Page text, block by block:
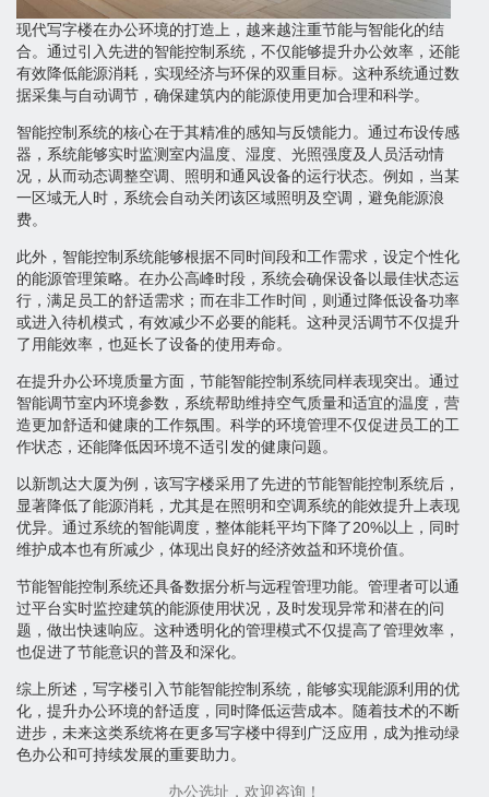
现代写字楼在办公环境的打造上，越来越注重节能与智能化的结
合。通过引入先进的智能控制系统，不仅能够提升办公效率，还能
有效降低能源消耗，实现经济与环保的双重目标。这种系统通过数
据采集与自动调节，确保建筑内的能源使用更加合理和科学。
智能控制系统的核心在于其精准的感知与反馈能力。通过布设传感
器，系统能够实时监测室内温度、湿度、光照强度及人员活动情
况，从而动态调整空调、照明和通风设备的运行状态。例如，当某
一区域无人时，系统会自动关闭该区域照明及空调，避免能源浪
费。
此外，智能控制系统能够根据不同时间段和工作需求，设定个性化
的能源管理策略。在办公高峰时段，系统会确保设备以最佳状态运
行，满足员工的舒适需求；而在非工作时间，则通过降低设备功率
或进入待机模式，有效减少不必要的能耗。这种灵活调节不仅提升
了用能效率，也延长了设备的使用寿命。
在提升办公环境质量方面，节能智能控制系统同样表现突出。通过
智能调节室内环境参数，系统帮助维持空气质量和适宜的温度，营
造更加舒适和健康的工作氛围。科学的环境管理不仅促进员工的工
作状态，还能降低因环境不适引发的健康问题。
以新凯达大厦为例，该写字楼采用了先进的节能智能控制系统后，
显著降低了能源消耗，尤其是在照明和空调系统的能效提升上表现
优异。通过系统的智能调度，整体能耗平均下降了20%以上，同时
维护成本也有所减少，体现出良好的经济效益和环境价值。
节能智能控制系统还具备数据分析与远程管理功能。管理者可以通
过平台实时监控建筑的能源使用状况，及时发现异常和潜在的问
题，做出快速响应。这种透明化的管理模式不仅提高了管理效率，
也促进了节能意识的普及和深化。
综上所述，写字楼引入节能智能控制系统，能够实现能源利用的优
化，提升办公环境的舒适度，同时降低运营成本。随着技术的不断
进步，未来这类系统将在更多写字楼中得到广泛应用，成为推动绿
色办公和可持续发展的重要助力。
办公选址，欢迎咨询！